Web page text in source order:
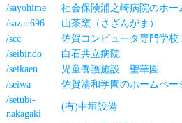
/sayohime
社会保険浦之崎病院のホー
/sazan696
山茶窯（さざんがま）
/scc
佐賀コンピュータ専門学校
/seibindo
白石共立病院
/seikaen
児童養護施設 聖華園
/seiwa
佐賀清和学園のホームペー
/setubi-
nakagaki
(有)中垣設備